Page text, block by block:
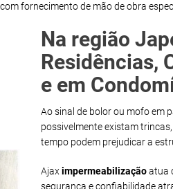
fornecimento de mão de obra
Na região
Residências,
e em
Ao sinal de bolor ou mofo em
possivelmente existam
tempo podem prejudicar a
Ajaximpermeabilizaçãoatua
segurança e confiabilidade